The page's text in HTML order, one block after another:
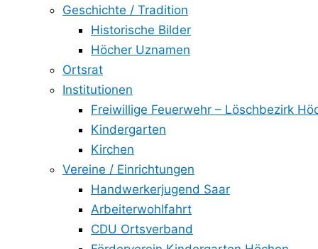
Geschichte / Tradition
Historische Bilder
Höcher Uznamen
Ortsrat
Institutionen
Freiwillige Feuerwehr – Löschbezirk
Kindergarten
Kirchen
Vereine / Einrichtungen
Handwerkerjugend Saar
Arbeiterwohlfahrt
CDU Ortsverband